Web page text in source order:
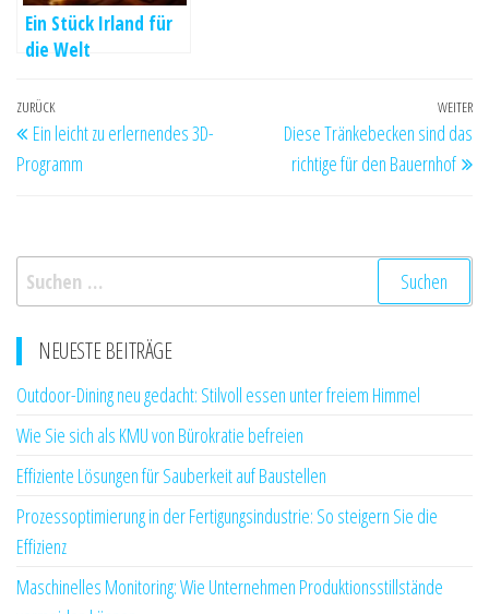
Ein Stück Irland für
die Welt
Beitragsnavigation
Vorheriger
Beitrag
ZURÜCK
Ein leicht zu erlernendes 3D-
Programm
WEITER
Diese Tränkebecken sind das
richtige für den Bauernhof
Suchen
nach:
NEUESTE BEITRÄGE
Outdoor-Dining neu gedacht: Stilvoll essen unter freiem Himmel
Wie Sie sich als KMU von Bürokratie befreien
Effiziente Lösungen für Sauberkeit auf Baustellen
Prozessoptimierung in der Fertigungsindustrie: So steigern Sie die
Effizienz
Maschinelles Monitoring: Wie Unternehmen Produktionsstillstände